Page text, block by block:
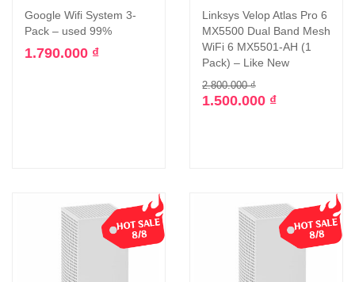
Google Wifi System 3-
Pack – used 99%
1.790.000 ₫
Linksys Velop Atlas Pro 6
MX5500 Dual Band Mesh
WiFi 6 MX5501-AH (1
Pack) – Like New
2.800.000₫
1.500.000 ₫